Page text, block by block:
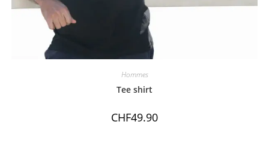
Hommes
Tee shirt
CHF49.90